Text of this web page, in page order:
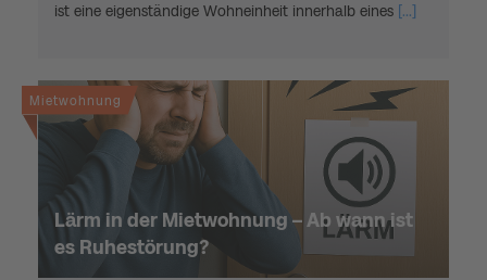
ist eine eigenständige Wohneinheit innerhalb eines [...]
Mietwohnung
Lärm in der Mietwohnung – Ab wann ist
es Ruhestörung?